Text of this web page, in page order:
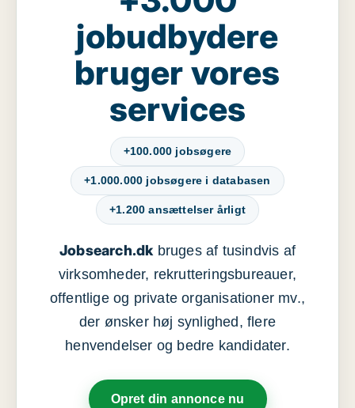
jobudbydere
bruger vores
services
+100.000 jobsøgere
+1.000.000 jobsøgere i databasen
+1.200 ansættelser årligt
Jobsearch.dkbruges af tusindvis af
virksomheder, rekrutteringsbureauer,
offentlige og private organisationer mv.,
der ønsker høj synlighed, flere
henvendelser og bedre kandidater.
Opret din annonce nu